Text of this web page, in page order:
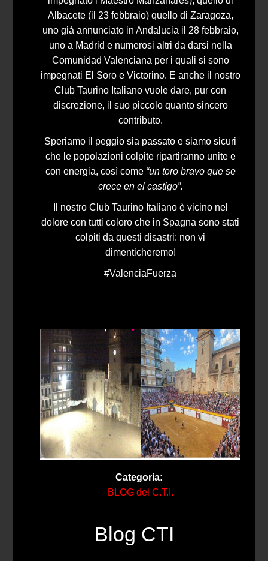
Albacete (il 23 febbraio) quello di Zaragoza,
uno già annunciato in Andalucia il 28 febbraio,
uno a Madrid e numerosi altri da darsi nella
Comunidad Valenciana per i quali si sono
impegnati El Soro e Victorino. E anche il nostro
Club Taurino Italiano vuole dare, pur con
discrezione, il suo piccolo quanto sincero
contributo.
Speriamo il peggio sia passato e siamo sicuri
che le popolazioni colpite ripartiranno unite e
con energia, così come “un toro bravo que se
crece en el castigo”.
Il nostro Club Taurino Italiano è vicino nel
dolore con tutti coloro che in Spagna sono stati
colpiti da questi disastri: non vi
dimenticheremo!
#ValenciaFuerza
Categoria:
BLOG del C.T.I.
Blog CTI